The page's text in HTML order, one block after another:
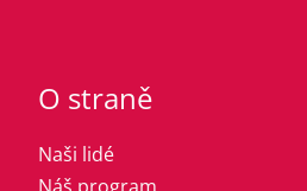
O straně
Naši lidé